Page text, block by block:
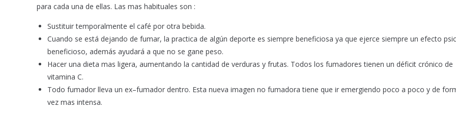
para cada una de ellas. Las mas habituales son :
Sustituir temporalmente el café por otra bebida.
Cuando se está dejando de fumar, la practica de algún deporte es siempre beneficiosa ya que ejerce siempre un efecto
beneficioso, además ayudará a que no se gane peso.
Hacer una dieta mas ligera, aumentando la cantidad de verduras y frutas. Todos los fumadores tienen un déficit crónico de
vitamina C.
Todo fumador lleva un ex–fumador dentro. Esta nueva imagen no fumadora tiene que ir emergiendo poco a poco y de
vez mas intensa.